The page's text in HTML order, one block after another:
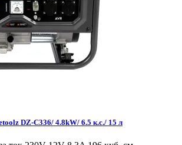
DZ-C336/ 4.8kW/ 6.5 к.с./ 15 л